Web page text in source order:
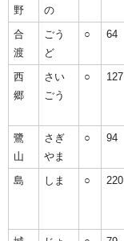
野
の
合
渡
ごう
ど
○ 64
西
郷
さい
ごう
○ 127
鷺
山
さぎ
やま
○ 94
島
しま ○ 220